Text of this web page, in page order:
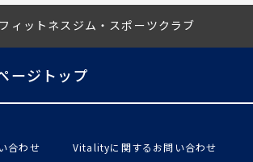
フィットネスジム・スポーツクラブ
ージトップ
合わせ
Vitalityに関するお問い合わせ